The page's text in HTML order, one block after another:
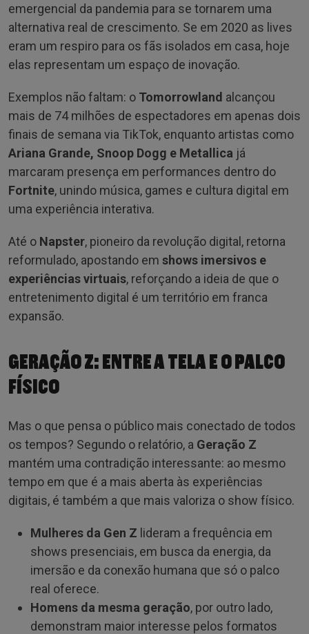
emergencial da pandemia para se tornarem uma
alternativa real de crescimento. Se em 2020 as lives
eram um respiro para os fãs isolados em casa, hoje
elas representam um espaço de inovação.
Exemplos não faltam: o Tomorrowland alcançou
mais de 74 milhões de espectadores em apenas dois
finais de semana via TikTok, enquanto artistas como
Ariana Grande, Snoop Dogg e Metallica já
marcaram presença em performances dentro do
Fortnite, unindo música, games e cultura digital em
uma experiência interativa.
Até o Napster, pioneiro da revolução digital, retorna
reformulado, apostando em shows imersivos e
experiências virtuais, reforçando a ideia de que o
entretenimento digital é um território em franca
expansão.
GERAÇÃO Z: ENTRE A TELA E O PALCO
FÍSICO
Mas o que pensa o público mais conectado de todos
os tempos? Segundo o relatório, a Geração Z
mantém uma contradição interessante: ao mesmo
tempo em que é a mais aberta às experiências
digitais, é também a que mais valoriza o show físico.
Mulheres da Gen Z lideram a frequência em
shows presenciais, em busca da energia, da
imersão e da conexão humana que só o palco
real oferece.
Homens da mesma geração, por outro lado,
demonstram maior interesse pelos formatos